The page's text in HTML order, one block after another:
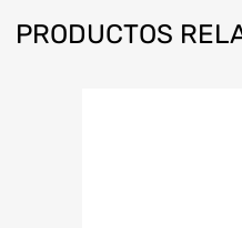
PRODUCTOS